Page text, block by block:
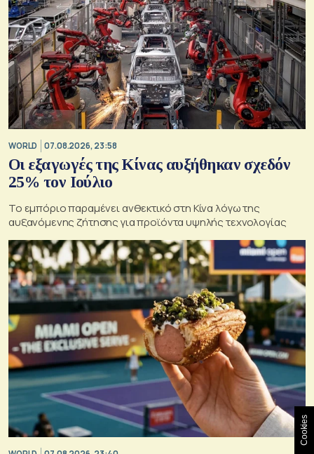
WORLD 07.08.2026, 23:58
Οι εξαγωγές της Κίνας αυξήθηκαν σχεδόν
25% τον Ιούλιο
Το εμπόριο παραμένει ανθεκτικό στη Κίνα λόγω της
αυξανόμενης ζήτησης για προϊόντα υψηλής τεχνολογίας
Cookies